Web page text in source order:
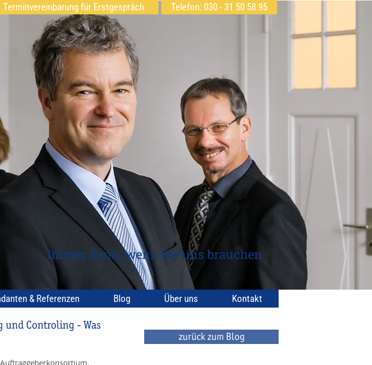
Terminvereinbarung für Erstgespräch
Immer dann, wenn Sie uns brauchen
Telefon: 030 - 31 50 58 95
& Referenzen Blog Über uns Kontakt
und Controling - Was
zurück zum Blog